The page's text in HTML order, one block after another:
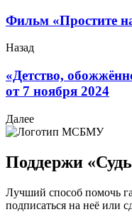
Фильм «Простите
Назад
«Детство,
от 7 ноября 2024
Далее
Поддержи
Лучший способ помочь
подписаться на неё или